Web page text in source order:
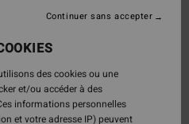
des cookies ou une
et/ou accéder à des
informations personnelles
et votre adresse IP) peuvent
Continuer sans accepter